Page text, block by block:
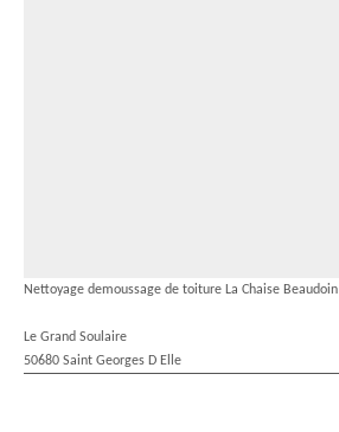
Nettoyage demoussage de toiture La Chaise Beaudoin
Le Grand Soulaire
50680 Saint Georges D Elle